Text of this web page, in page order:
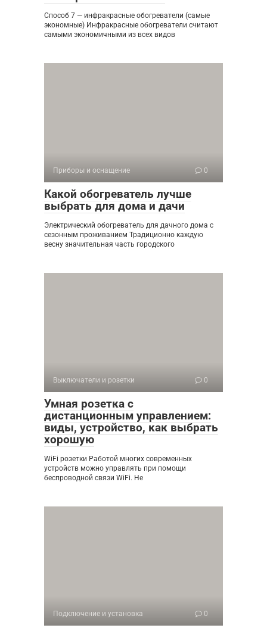
Способ 7 — инфракрасные обогреватели (самые
экономные) Инфракрасные обогреватели считают
самыми экономичными из всех видов
Приборы и оснащение 0
Какой обогреватель лучше
выбрать для дома и дачи
Электрический обогреватель для дачного дома с
сезонным проживанием Традиционно каждую
весну значительная часть городского
Выключатели и розетки 0
Умная розетка с
дистанционным управлением:
виды, устройство, как выбрать
хорошую
WiFi розетки Работой многих современных
устройств можно управлять при помощи
беспроводной связи WiFi. Не
Подключение и установка 0